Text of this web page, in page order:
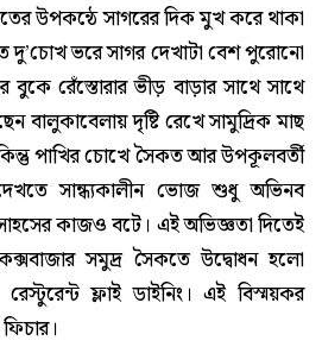
উপকন্ঠে সাগরের দিক মুখ করে থাকা
দু’চোখ ভরে সাগর দেখাটা বেশ পুরোনো
বুকে রেঁস্তোরার ভীড় বাড়ার সাথে সাথে
বালুকাবেলায় দৃষ্টি রেখে সামুদ্রিক মাছ
পাখির চোখে সৈকত আর উপকূলবর্তী
সান্ধ্যকালীন ভোজ শুধু অভিনব
কাজও বটে। এই অভিজ্ঞতা দিতেই
সমুদ্র সৈকতে উদ্বোধন হলো
ফ্লাই ডাইনিং। এই বিস্ময়কর